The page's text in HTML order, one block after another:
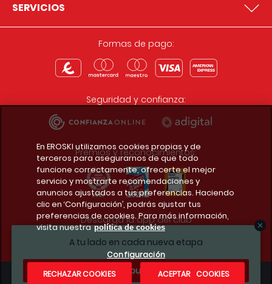
A tu lado en cada nueva etapa
¿Te apuntas?
SERVICIOS
Formas de pago:
Seguridad y confianza:
Premios y reconocimientos:
Descarga la app del club
En EROSKI utilizamos cookies propias y de
terceros para asegurarnos de que todo
funcione correctamente, ofrecerte el mejor
servicio y mostrarte recomendaciones y
anuncios ajustados a tus preferencias. Haciendo
clic en ‘Configuración’, podrás ajustar tus
preferencias de cookies. Para más información,
visita nuestra política de cookies
Configuración
RECHAZAR COOKIES
ACEPTAR COOKIES